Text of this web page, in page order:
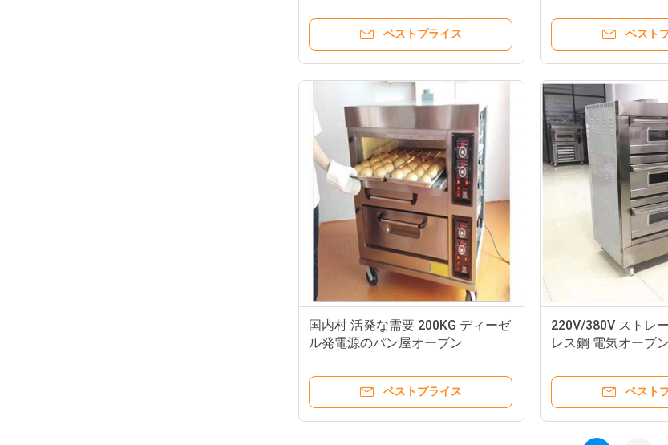
ベストプライス ベスト
国内村 活発な需要 200KG ディーゼ
ル発電源のパン屋オーブン
ベストプライス
220V/380V ストレ
レス鋼 電気オーブ
ベスト